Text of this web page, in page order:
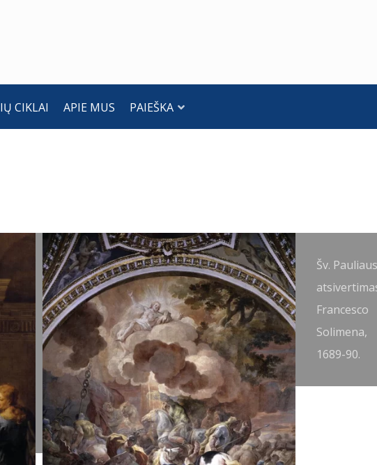
CIKLAI APIE MUS PAIEŠKA
Ananijas
atstato
regėjimą
šv.
Pauliui.
Jean
Restout
II, 1719.
Šv. Pauliaus
Francesco
Solimena,
1689-90.